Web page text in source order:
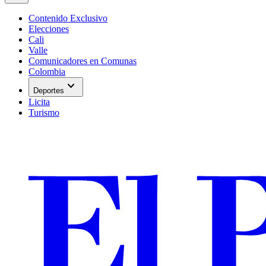
Contenido Exclusivo
Elecciones
Cali
Valle
Comunicadores en Comunas
Colombia
Deportes expand_more
Licita
Turismo